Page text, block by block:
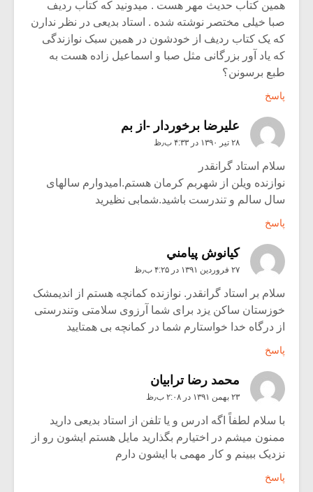
همین کتاب حدیث مهر هست . میدونید که کتاب ردیف
صبا خیلی مختصر نوشته شده . استاد بدیعی در نظر ندارن
که یک کتاب ردیف از خودشون در همین سبک نوازندگی
که یاد آور بزرگانی مثل صبا و اسماعیل زاده هست به
طبع برسونن؟
پاسخ
علیرضا برخوردار -از بم
۲۸ تیر ۱۳۹۰ در ۴:۳۳ ب٫ظ
سلام استاد گرانقدر
نوازنده ویلن از شهربم کرمان هستم.امیدوارم سالهای
سال سالم و تندرست باشید.شمابی نظیرید
پاسخ
كيانوش پيامني
۲۷ فروردین ۱۳۹۱ در ۴:۲۵ ب٫ظ
سلام بر استاد گرانقدر. نوازنده کمانچه هستم از اندیمشک
خوزستان ساکن یزد برای شما آرزوی سلامتی وتندرستی
از درگاه خدا خواستارم شما در کمانچه بی همتایید
پاسخ
محمد رضا ترابیان
۲۳ بهمن ۱۳۹۱ در ۲:۰۸ ب٫ظ
با سلام لطفاً اگه ادرس و یا تلفن از استاد بدیعی دارید
ممنون میشم در اختیارم بگذارید مایل هستم ایشون رو از
نزدیک ببینم و کار مهمی با ایشون دارم
پاسخ